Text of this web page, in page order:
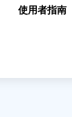
使用者指南